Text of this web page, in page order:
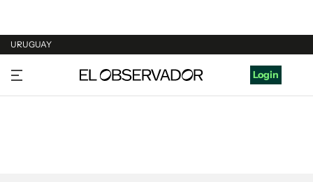
URUGUAY
URUGUAY
ARGENTINA
Login